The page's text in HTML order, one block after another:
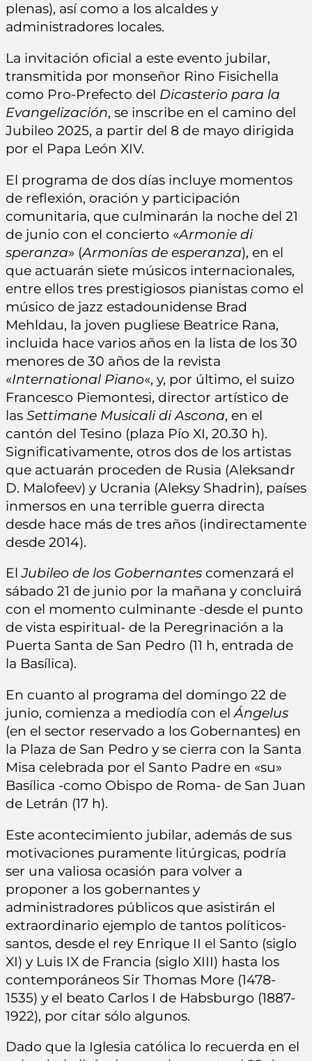
plenas), así como a los alcaldes y
administradores locales.
La invitación oficial a este evento jubilar,
transmitida por monseñor Rino Fisichella
como Pro-Prefecto del Dicasterio para la
Evangelización, se inscribe en el camino del
Jubileo 2025, a partir del 8 de mayo dirigida
por el Papa León XIV.
El programa de dos días incluye momentos
de reflexión, oración y participación
comunitaria, que culminarán la noche del 21
de junio con el concierto «Armonie di
speranza» (Armonías de esperanza), en el
que actuarán siete músicos internacionales,
entre ellos tres prestigiosos pianistas como el
músico de jazz estadounidense Brad
Mehldau, la joven pugliese Beatrice Rana,
incluida hace varios años en la lista de los 30
menores de 30 años de la revista
«International Piano«, y, por último, el suizo
Francesco Piemontesi, director artístico de
las Settimane Musicali di Ascona, en el
cantón del Tesino (plaza Pío XI, 20.30 h).
Significativamente, otros dos de los artistas
que actuarán proceden de Rusia (Aleksandr
D. Malofeev) y Ucrania (Aleksy Shadrin), países
inmersos en una terrible guerra directa
desde hace más de tres años (indirectamente
desde 2014).
ElJubileo de los Gobernantes comenzará el
sábado 21 de junio por la mañana y concluirá
con el momento culminante -desde el punto
de vista espiritual- de la Peregrinación a la
Puerta Santa de San Pedro (11 h, entrada de
la Basílica).
En cuanto al programa del domingo 22 de
junio, comienza a mediodía con elÁngelus
(en el sector reservado a los Gobernantes) en
la Plaza de San Pedro y se cierra con la Santa
Misa celebrada por el Santo Padre en «su»
Basílica -como Obispo de Roma- de San Juan
de Letrán (17 h).
Este acontecimiento jubilar, además de sus
motivaciones puramente litúrgicas, podría
ser una valiosa ocasión para volver a
proponer a los gobernantes y
administradores públicos que asistirán el
extraordinario ejemplo de tantos políticos-
santos, desde el rey Enrique II el Santo (siglo
XI) y Luis IX de Francia (siglo XIII) hasta los
contemporáneos Sir Thomas More (1478-
1535) y el beato Carlos I de Habsburgo (1887-
1922), por citar sólo algunos.
Dado que la Iglesia católica lo recuerda en el